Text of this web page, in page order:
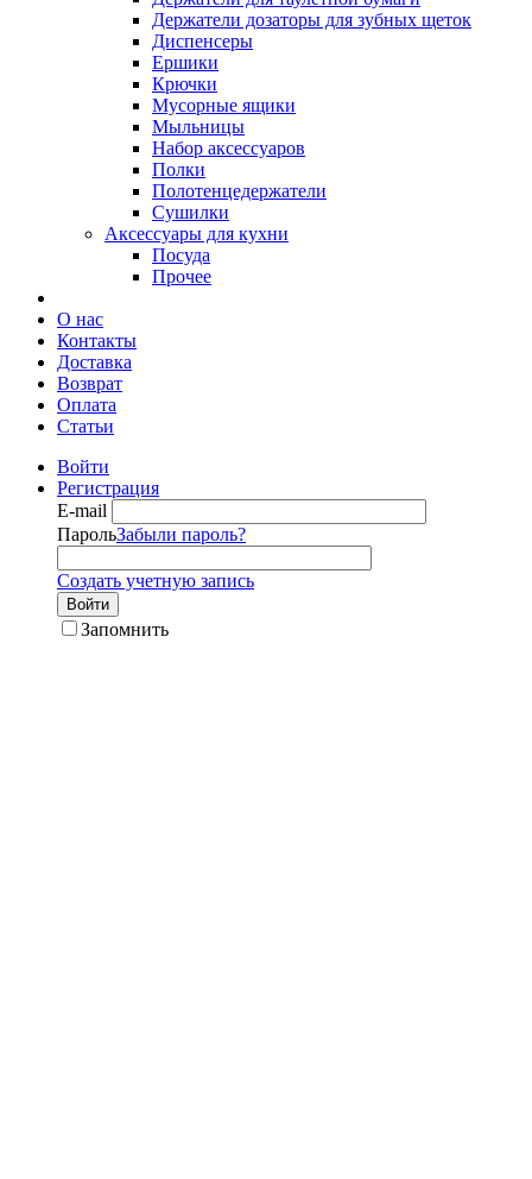
Держатели дозаторы для зубных щеток
Диспенсеры
Ершики
Крючки
Мусорные ящики
Мыльницы
Набор аксессуаров
Полки
Полотенцедержатели
Сушилки
Аксессуары для кухни
Посуда
Прочее
О нас
Контакты
Доставка
Возврат
Оплата
Статьи
Войти
Регистрация
E-mail
ПарольЗабыли пароль?
Создать учетную запись
Войти
Запомнить